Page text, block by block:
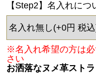
【Step2】名入れにつ
※名入れ希望の方は
さい
お洒落なヌメ革スト